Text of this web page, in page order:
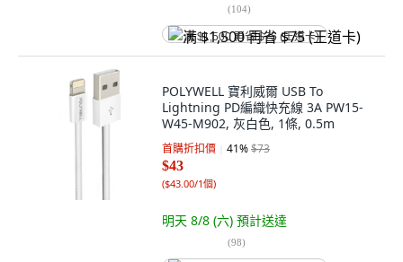
(104)
满 $1,500 再省 $75 (王道卡)
POLYWELL 寶利威爾 USB To
Lightning PD編織快充線 3A PW15-
W45-M902, 灰白色, 1條, 0.5m
首購折扣價 41%$73
$43
($43.00/1個)
明天 8/8 (六) 預計送達
(98)